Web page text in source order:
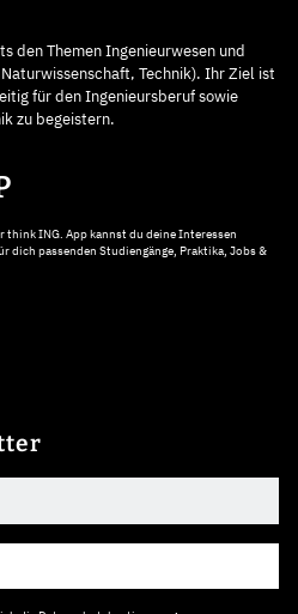
den Themen Ingenieurwesen und
Technik). Ihr Ziel ist
für den Ingenieursberuf sowie
zu begeistern.
ING. App kannst du deine Interessen
dich passenden Studiengänge, Praktika, Jobs &